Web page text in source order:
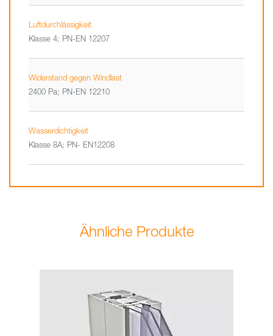
Luftdurchlässigkeit
Klasse 4; PN-EN 12207
Widerstand gegen Windlast
2400 Pa; PN-EN 12210
Wasserdichtigkeit
Klasse 8A; PN- EN12208
Ähnliche Produkte